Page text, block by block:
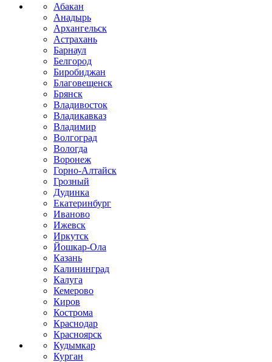
Абакан
Анадырь
Архангельск
Астрахань
Барнаул
Белгород
Биробиджан
Благовещенск
Брянск
Владивосток
Владикавказ
Владимир
Волгоград
Вологда
Воронеж
Горно-Алтайск
Грозный
Дудинка
Екатеринбург
Иваново
Ижевск
Иркутск
Йошкар-Ола
Казань
Калининград
Калуга
Кемерово
Киров
Кострома
Краснодар
Красноярск
Кудымкар
Курган